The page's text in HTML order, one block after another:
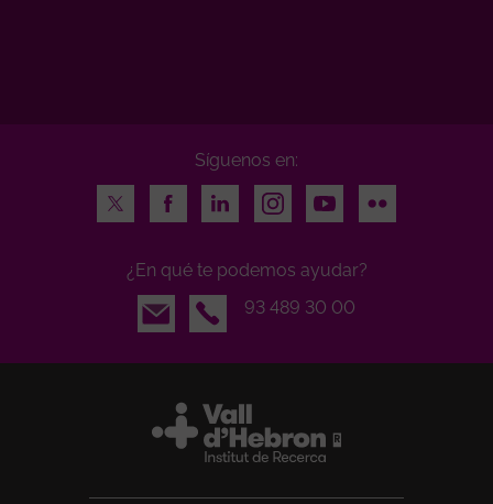
Síguenos en:
Twitter
FacebookLinkedInInstagramYoutubeFlickr
¿En qué te podemos ayudar?
Email
93 489 30 00